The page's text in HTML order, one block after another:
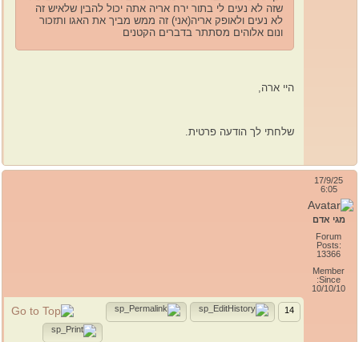
שזה לא נעים לי בתור ירח אריה אתה יכול להבין שלאיש זה
לא נעים ולאופק אריה(אני) זה ממש מביך את האגו ותזכור
ונום אלוהים מסתתר בדברים הקטנים
היי ארה,
שלחתי לך הודעה פרטית.
17/9/25
6:05
מגי אדם
Forum
Posts:
13366
Member
Since:
10/10/10
14